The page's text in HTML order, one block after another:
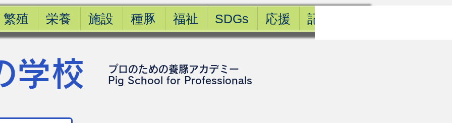
繁殖 栄養 施設 種豚 福祉 SDGs 応援 記事一覧
学校
プロのための養豚アカデミー
​Pig School for Professionals